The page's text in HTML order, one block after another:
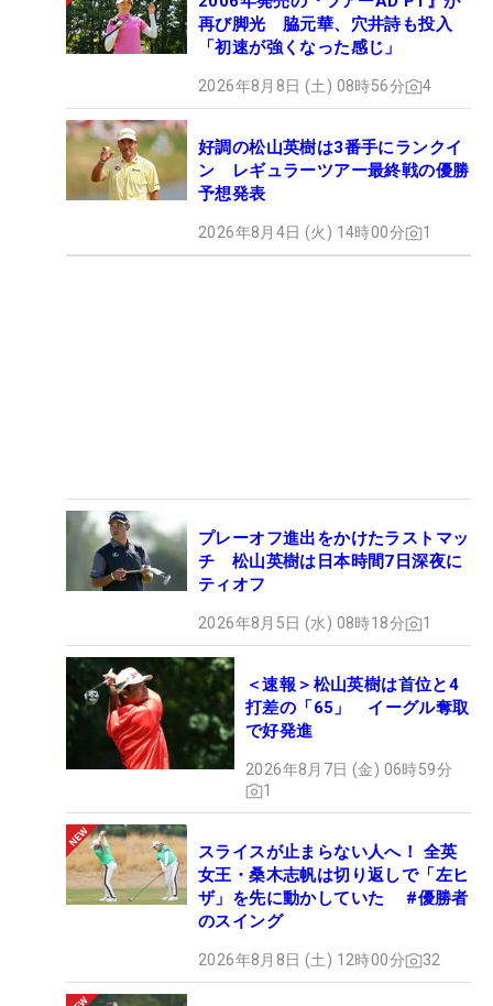
再び脚光 脇元華、穴井詩も投入
「初速が強くなった感じ」
2026年8月8日 (土) 08時56分 4
好調の松山英樹は3番手にランクイ
ン レギュラーツアー最終戦の優勝
予想発表
2026年8月4日 (火) 14時00分 1
プレーオフ進出をかけたラストマッ
チ 松山英樹は日本時間7日深夜に
ティオフ
2026年8月5日 (水) 08時18分 1
＜速報＞松山英樹は首位と4
打差の「65」 イーグル奪取
で好発進
2026年8月7日 (金) 06時59分
1
スライスが止まらない人へ！ 全英
女王・桑木志帆は切り返しで「左ヒ
ザ」を先に動かしていた #優勝者
のスイング
2026年8月8日 (土) 12時00分 32